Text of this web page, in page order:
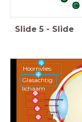
Slide 5 - Slide
Hoornvlies
Glasachtig
lichaam